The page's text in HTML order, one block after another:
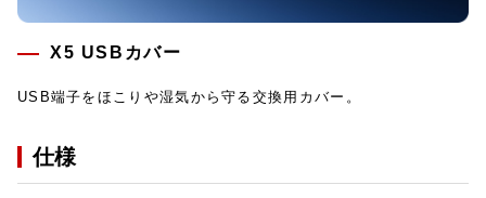
X5 USBカバー
USB端子をほこりや湿気から守る交換用カバー。
仕様